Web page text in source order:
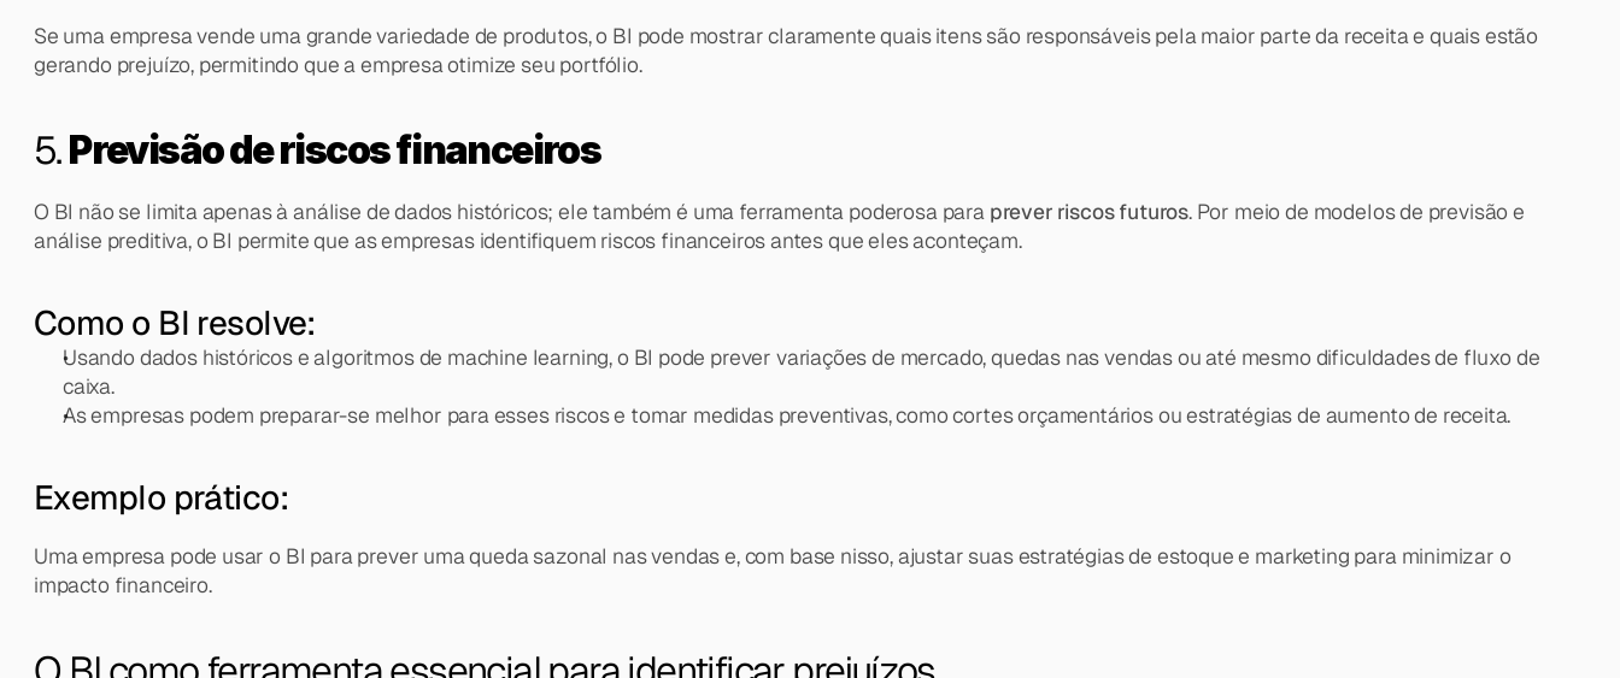
Se uma empresa vende uma grande variedade de produtos, o BI pode mostrar claramente quais itens são responsáveis pela maior parte da receita e quais estão
gerando prejuízo, permitindo que a empresa otimize seu portfólio.
5. Previsão de riscos financeiros
O BI não se limita apenas à análise de dados históricos; ele também é uma ferramenta poderosa para prever riscos futuros. Por meio de modelos de previsão e
análise preditiva, o BI permite que as empresas identifiquem riscos financeiros antes que eles aconteçam.
Como o BI resolve:
Usando dados históricos e algoritmos de machine learning, o BI pode prever variações de mercado, quedas nas vendas ou até mesmo dificuldades de fluxo de
caixa.
As empresas podem preparar-se melhor para esses riscos e tomar medidas preventivas, como cortes orçamentários ou estratégias de aumento de receita.
Exemplo prático:
Uma empresa pode usar o BI para prever uma queda sazonal nas vendas e, com base nisso, ajustar suas estratégias de estoque e marketing para minimizar o
impacto financeiro.